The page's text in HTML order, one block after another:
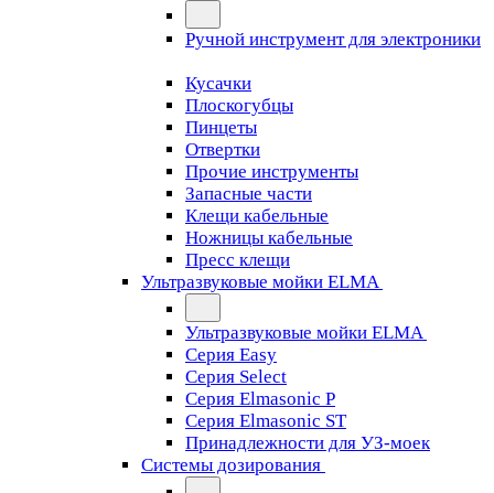
Ручной инструмент для электроники
Кусачки
Плоскогубцы
Пинцеты
Отвертки
Прочие инструменты
Запасные части
Клещи кабельные
Ножницы кабельные
Пресс клещи
Ультразвуковые мойки ELMA
Ультразвуковые мойки ELMA
Серия Easy
Серия Select
Серия Elmasonic P
Серия Elmasonic ST
Принадлежности для УЗ-моек
Системы дозирования